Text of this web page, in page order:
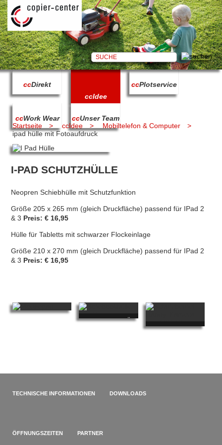
ccDirekt
ccIdee
ccPlotservice
ccWork Wear ccUnser Team
Startseite
ccIdee
Mobiltelefon & Computer
ipad hülle mit Fotoaufdruck
I-PAD SCHUTZHÜLLE
Neopren Schiebhülle mit Schutzfunktion
Größe 205 x 265 mm (gleich Druckfläche) passend für IPad 2
& 3 Preis: € 16,95
Hülle für Tabletts mit schwarzer Flockeinlage
Größe 210 x 270 mm (gleich Druckfläche) passend für IPad 2
& 3 Preis: € 16,95
NOTEBOOKHÜLLE
SOFTBEUTEL
TECHNISCHE INFORMATIONEN DOWNLOADS
ÖFFNUNGSZEITEN PARTNER